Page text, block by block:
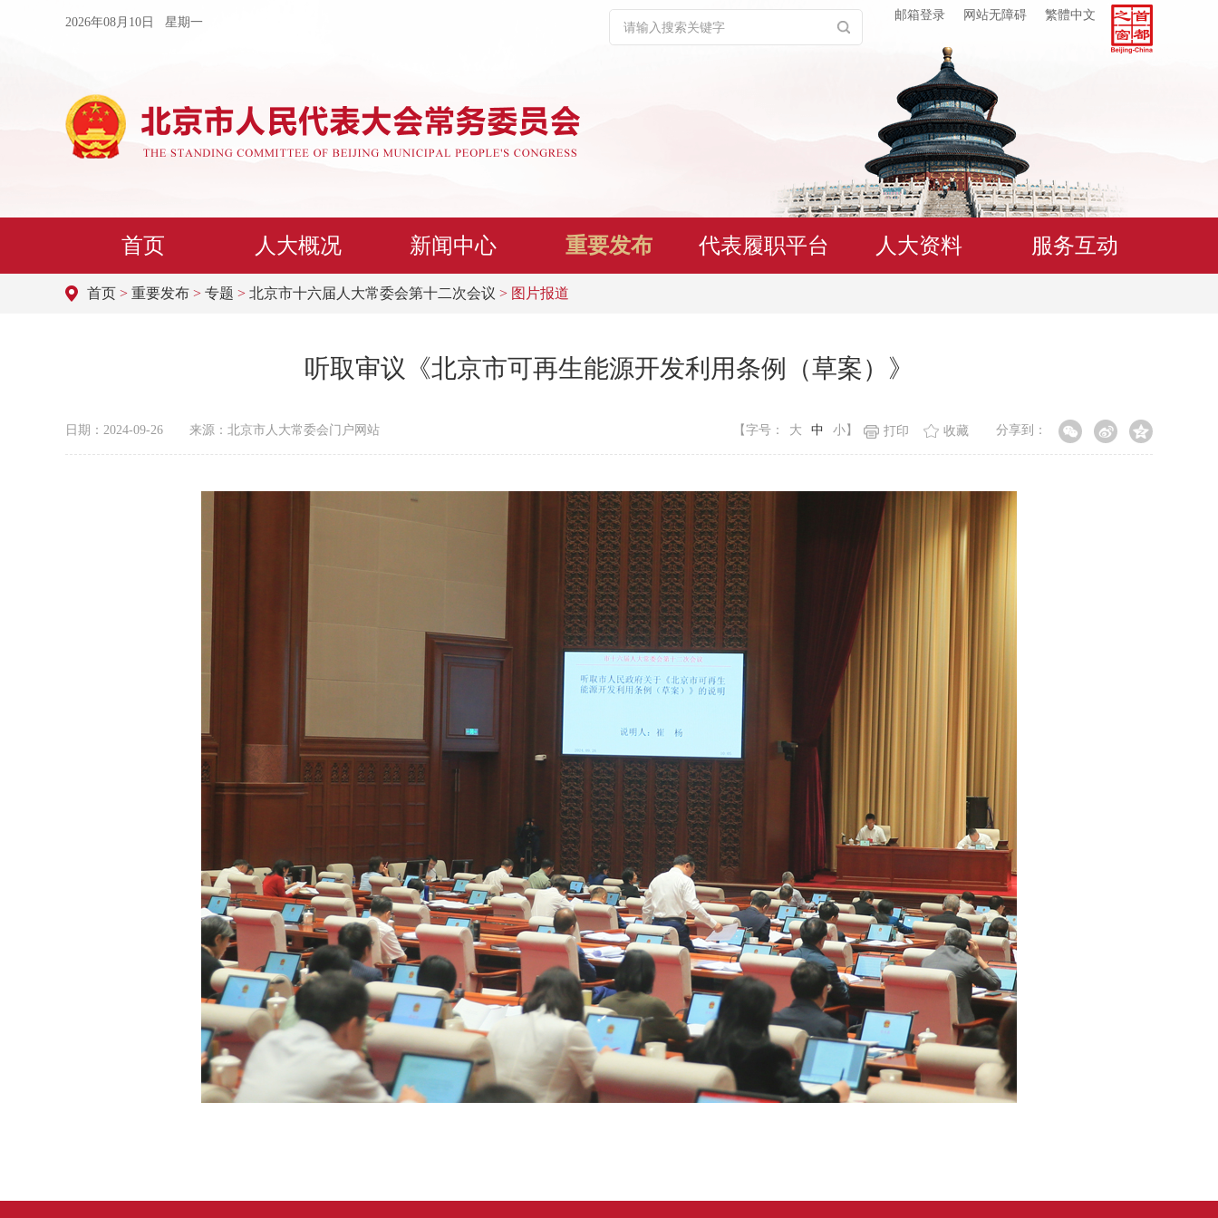
2026年08月10日 星期一
邮箱登录 网站无障碍 繁體中文
首页 人大概况 新闻中心 重要发布 代表履职平台 人大资料 服务互动
首页 > 重要发布 > 专题 > 北京市十六届人大常委会第十二次会议 > 图片报道
听取审议《北京市可再生能源开发利用条例（草案）》
日期：2024-09-26 来源：北京市人大常委会门户网站 分享到：
【字号： 大 中 小 】 收藏
打印